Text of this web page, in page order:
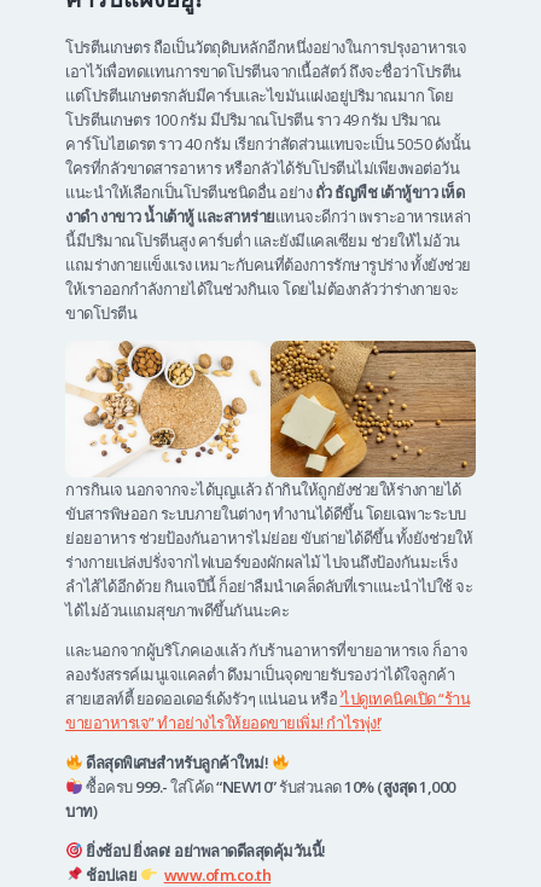
โปรตีนเกษตร ถือเป็นวัตถุดิบหลักอีกหนึ่งอย่างในการปรุงอาหารเจ
เอาไว้เพื่อทดแทนการขาดโปรตีนจากเนื้อสัตว์ ถึงจะชื่อว่าโปรตีน
แต่โปรตีนเกษตรกลับมีคาร์บและไขมันแฝงอยู่ปริมาณมาก โดย
โปรตีนเกษตร 100 กรัม มีปริมาณโปรตีน ราว 49 กรัม ปริมาณ
คาร์โบไฮเดรต ราว 40 กรัม เรียกว่าสัดส่วนแทบจะเป็น 50:50 ดังนั้น
ใครที่กลัวขาดสารอาหาร หรือกลัวได้รับโปรตีนไม่เพียงพอต่อวัน
แนะนำให้เลือกเป็นโปรตีนชนิดอื่น อย่างถั่ว ธัญพืช เต้าหู้ขาว เห็ด
งาดำ งาขาว น้ำเต้าหู้ และสาหร่ายแทนจะดีกว่า เพราะอาหารเหล่า
นี้มีปริมาณโปรตีนสูง คาร์บต่ำ และยังมีแคลเซียม ช่วยให้ไม่อ้วน
แถมร่างกายแข็งแรง เหมาะกับคนที่ต้องการรักษารูปร่าง ทั้งยังช่วย
ให้เราออกกำลังกายได้ในช่วงกินเจ โดยไม่ต้องกลัวว่าร่างกายจะ
ขาดโปรตีน
การกินเจ นอกจากจะได้บุญแล้ว ถ้ากินให้ถูกยังช่วยให้ร่างกายได้
ขับสารพิษออก ระบบภายในต่างๆ ทำงานได้ดีขึ้น โดยเฉพาะระบบ
ย่อยอาหาร ช่วยป้องกันอาหารไม่ย่อย ขับถ่ายได้ดีขึ้น ทั้งยังช่วยให้
ร่างกายเปล่งปรั่งจากไฟเบอร์ของผักผลไม้ ไปจนถึงป้องกันมะเร็ง
ลำไส้ได้อีกด้วย กินเจปีนี้ ก็อย่าลืมนำเคล็ดลับที่เราแนะนำไปใช้ จะ
ได้ไม่อ้วนแถมสุขภาพดีขึ้นกันนะคะ
และนอกจากผู้บริโภคเองแล้ว กับร้านอาหารที่ขายอาหารเจ ก็อาจ
ลองรังสรรค์เมนูเจแคลต่ำ ดึงมาเป็นจุดขายรับรองว่าได้ใจลูกค้า
สายเฮลท์ตี้ ยอดออเดอร์เด้งรัวๆ แน่นอน หรือ‘ไปดูเทคนิคเปิด “ร้าน
ขายอาหารเจ” ทำอย่างไรให้ยอดขายเพิ่ม! กำไรพุ่ง!’
ดีลสุดพิเศษสำหรับลูกค้าใหม่!
ซื้อครบ999.-ใส่โค้ด“NEW10”รับส่วนลด10% (สูงสุด 1,000
บาท)
ยิ่งช้อป ยิ่งลด! อย่าพลาดดีลสุดคุ้มวันนี้!
ช้อปเลย
www.ofm.co.th